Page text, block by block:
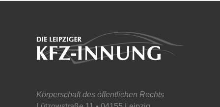
Körperschaft des öffentlichen Rechts